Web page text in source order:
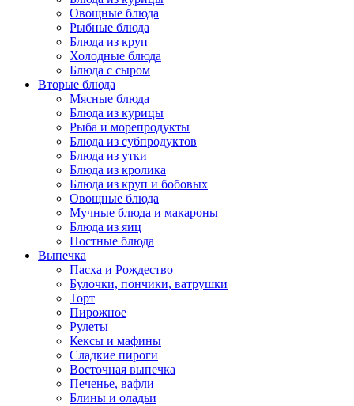
Овощные блюда
Рыбные блюда
Блюда из круп
Холодные блюда
Блюда с сыром
Вторые блюда
Мясные блюда
Блюда из курицы
Рыба и морепродукты
Блюда из субпродуктов
Блюда из утки
Блюда из кролика
Блюда из круп и бобовых
Овощные блюда
Мучные блюда и макароны
Блюда из яиц
Постные блюда
Выпечка
Пасха и Рождество
Булочки, пончики, ватрушки
Торт
Пирожное
Рулеты
Кексы и мафины
Сладкие пироги
Восточная выпечка
Печенье, вафли
Блины и оладьи